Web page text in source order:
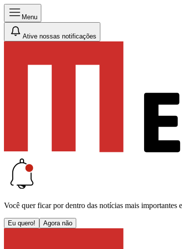
Menu
Ative nossas notificações
Você quer ficar por dentro das notícias mais importantes
Eu quero! Agora não